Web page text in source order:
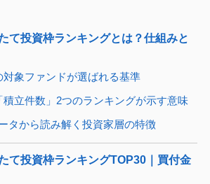
て投資枠ランキングとは？仕組みと
象ファンドが選ばれる基準
積立件数」2つのランキングが示す意味
タから読み解く投資家層の特徴
て投資枠ランキングTOP30｜買付金